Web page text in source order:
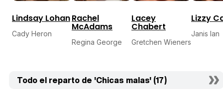
Lindsay Lohan
Cady Heron
Rachel
McAdams
Regina George
Lacey
Chabert
Gretchen Wieners
Lizzy
Janis Ian
Todo el reparto de 'Chicas malas' (17)